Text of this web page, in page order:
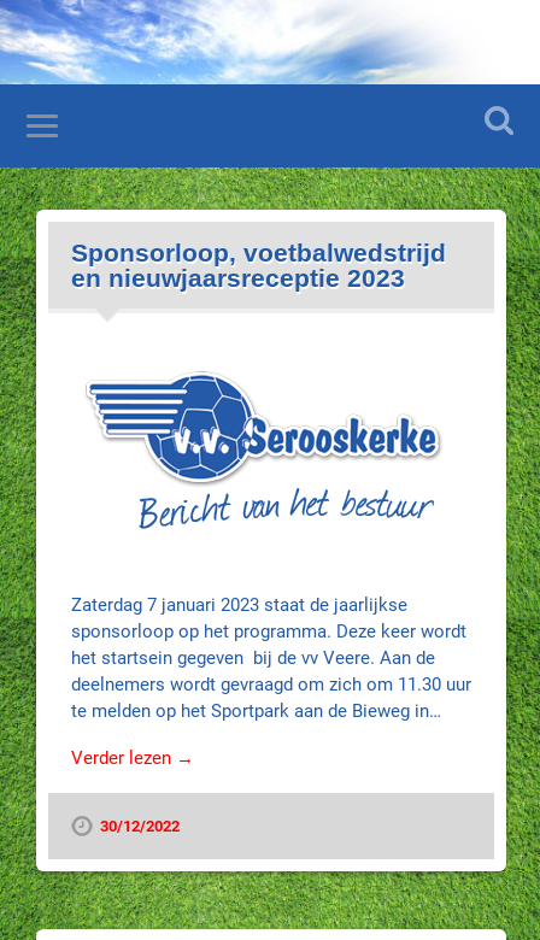
Sponsorloop, voetbalwedstrijd
en nieuwjaarsreceptie 2023
Zaterdag 7 januari 2023 staat de jaarlijkse
sponsorloop op het programma. Deze keer wordt
het startsein gegeven bij de vv Veere. Aan de
deelnemers wordt gevraagd om zich om 11.30 uur
te melden op het Sportpark aan de Bieweg in…
Verder lezen →
30/12/2022